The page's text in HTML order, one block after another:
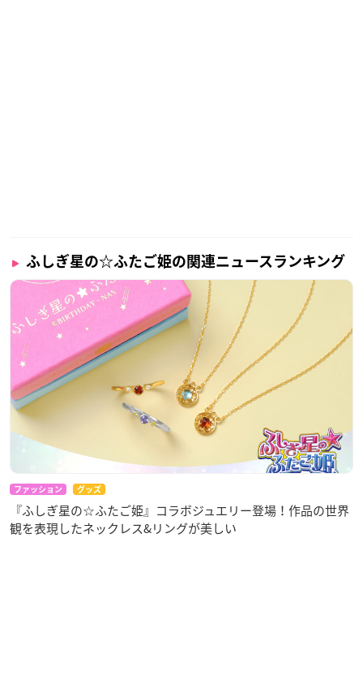
ふしぎ星の☆ふたご姫の関連ニュースランキング
ファッション グッズ
『ふしぎ星の☆ふたご姫』コラボジュエリー登場！作品の世界
観を表現したネックレス&リングが美しい